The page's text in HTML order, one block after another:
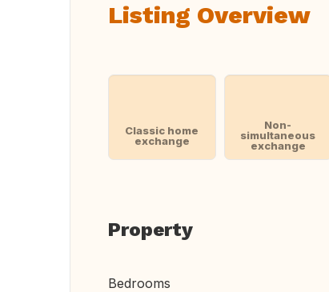
Listing Overview
Classic home
exchange
Non-
simultaneous
exchange
Property
Bedrooms